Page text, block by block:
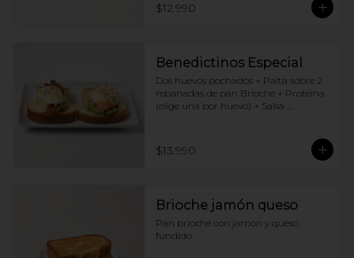
$12.990
Benedictinos Especial
Dos huevos pochados + Palta sobre 2
rebanadas de pan Brioche + Proteina
(elige una por huevo) + Salsa
$13.990
Brioche jamón queso
Pan brioche con jamon y queso
fundido.